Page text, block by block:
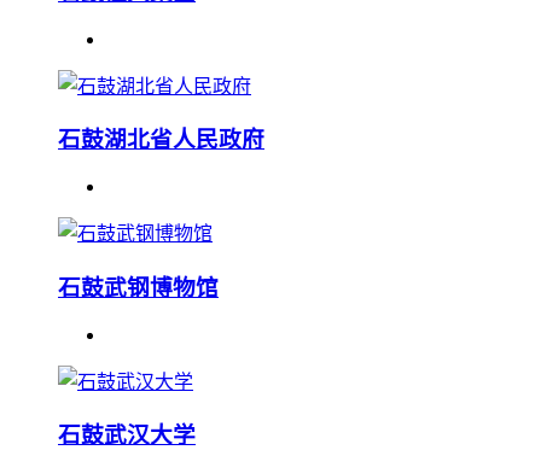
石鼓湖北省人民政府
石鼓武钢博物馆
石鼓武汉大学